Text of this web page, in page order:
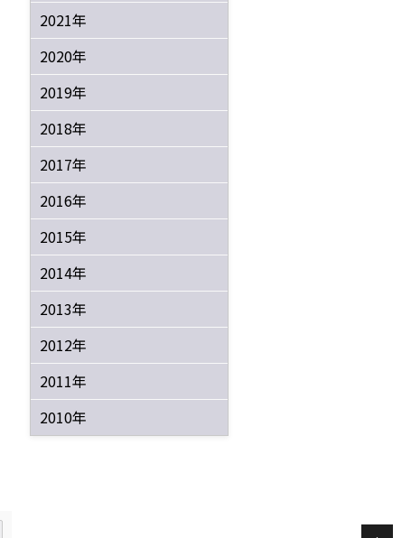
2021年
2020年
2019年
2018年
2017年
2016年
2015年
2014年
2013年
2012年
2011年
2010年